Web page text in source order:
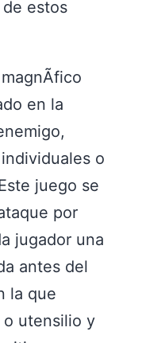
de estos
en la
o
juego se
por
jugador una
antes del
la que
o utensilio y